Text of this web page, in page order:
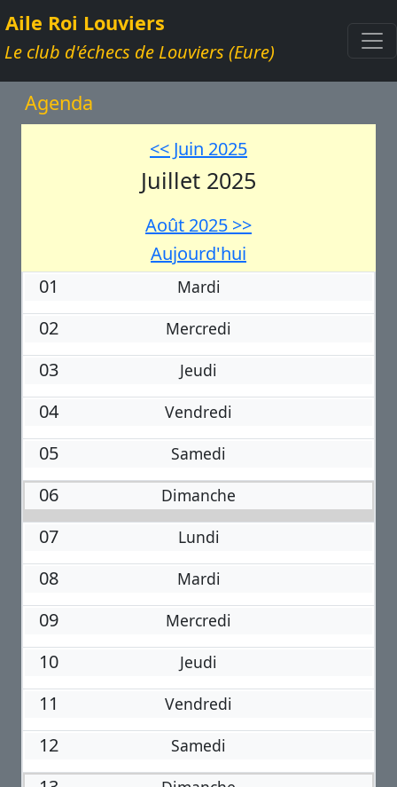
Aile Roi Louviers
Le club d'échecs de Louviers (Eure)
Agenda
<< Juin 2025
Juillet 2025
Août 2025 >>
Aujourd'hui
01
Mardi
02 Mercredi
03 Jeudi
04 Vendredi
05 Samedi
06 Dimanche
07 Lundi
08 Mardi
09 Mercredi
10 Jeudi
11 Vendredi
12 Samedi